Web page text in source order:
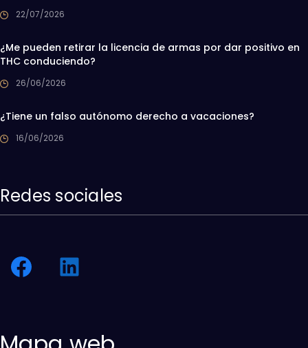
22/07/2026
¿Me pueden retirar la licencia de armas por dar positivo en
THC conduciendo?
26/06/2026
¿Tiene un falso autónomo derecho a vacaciones?
16/06/2026
Redes sociales